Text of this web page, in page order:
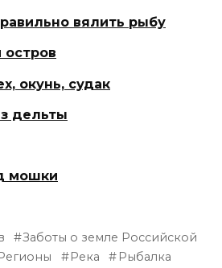
вялить рыбу
остров
окунь, судак
дельты
мошки
Заботы о земле Российской
Река
Рыбалка